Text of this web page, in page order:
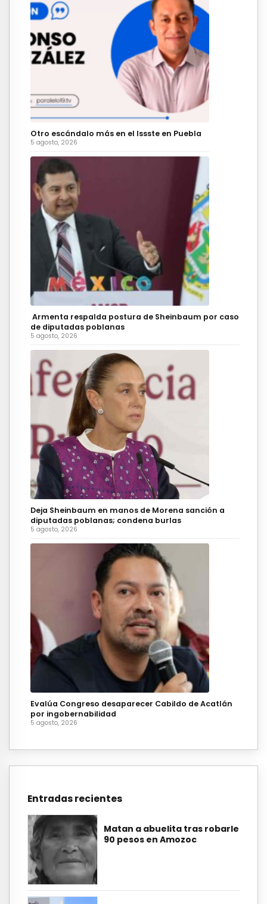
Otro escándalo más en el Issste en Puebla
5 agosto, 2026
Armenta respalda postura de Sheinbaum por caso
de diputadas poblanas
5 agosto, 2026
Deja Sheinbaum en manos de Morena sanción a
diputadas poblanas; condena burlas
5 agosto, 2026
Evalúa Congreso desaparecer Cabildo de Acatlán
por ingobernabilidad
5 agosto, 2026
Entradas recientes
Matan a abuelita tras robarle
90 pesos en Amozoc